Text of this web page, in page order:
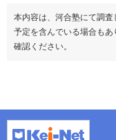
本内容は、河合塾にて調
予定を含んでいる場合も
確認ください。